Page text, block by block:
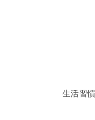
生活習